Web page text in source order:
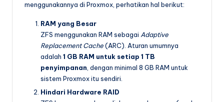
menggunakannya di Proxmox, perhatikan hal berikut:
RAM yang Besar
ZFS menggunakan RAM sebagai Adaptive
Replacement Cache(ARC). Aturan umumnya
adalah 1 GB RAM untuk setiap 1 TB
penyimpanan , dengan minimal 8 GB RAM untuk
sistem Proxmox itu sendiri.
Hindari Hardware RAID